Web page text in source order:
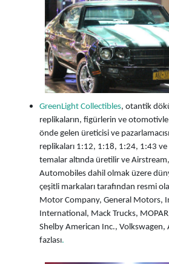
GreenLight Collectibles, otantik
replikaların, figürlerin ve
önde gelen üreticisi ve
replikaları 1:12, 1:18, 1:24, 1:43
temalar altında üretilir ve
Automobiles dahil olmak üzere
çeşitli markaları tarafından resmi
Motor Company, General Motors,
International, Mack Trucks,
Shelby American Inc.,
fazlası.